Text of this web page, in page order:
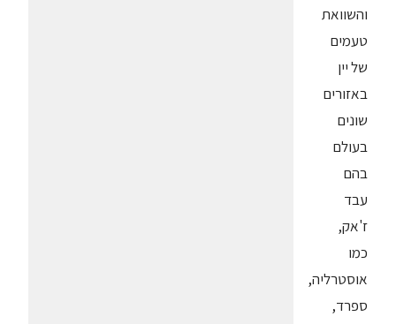
והשוואת
טעמים
של יין
באזורים
שונים
בעולם
בהם
עבד
ז'אק,
כמו
אוסטרליה,
ספרד,